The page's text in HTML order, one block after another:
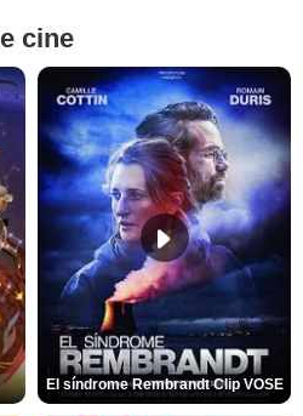
cine
El síndrome Rembrandt Clip VOSE